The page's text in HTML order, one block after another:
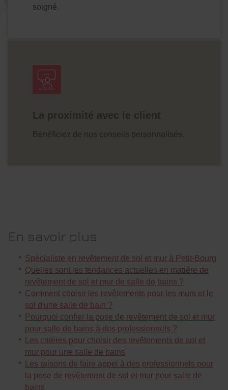
soigné.
La proximité avec le client
Bénéficiez de nos conseils personnalisés.
En savoir plus
Spécialiste en revêtement de sol et mur à Petit-Bourg
Quelles sont les tendances actuelles en matière de
revêtement de sol et mur de salle de bains ?
Comment choisir les revêtements pour les murs et le
sol d'une salle de bain ?
Pourquoi confier la pose de revêtement de sol et mur
pour salle de bains à des professionnels ?
Les critères pour choisir des revêtements de sol et
mur pour une salle de bains
Les raisons de faire appel à des professionnels pour
la pose de revêtement de sol et mur pour salle de
bains